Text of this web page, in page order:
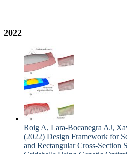
2022
Roig A, Lara-Bocanegra AJ,
(2022) Design Framework for
and Rectangular Cross-Section